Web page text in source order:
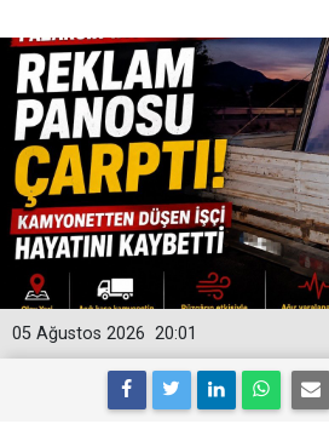
20:01
05 Ağustos 2026